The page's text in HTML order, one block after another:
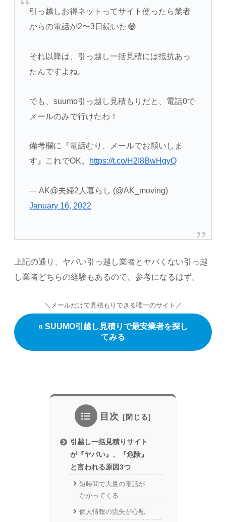
引っ越しお得ネットってサイト使ったら業者
からの電話が2〜3日続いた😂
それ以降は、引っ越し一括見積には抵抗あっ
たんですよね。
でも、suumo引っ越し見積もりだと、電話0で
メールのみで行けたわ！
備考欄に『電話むり、メールでお願いしま
す』これでOK。
https://t.co/H2I8BwHgyQ
— AK@夫婦2人暮らし (@AK_moving)
January 16, 2022
上記の通り、ヤバい引っ越し業者とヤバくない引っ越
し業者どちらの経験もあるので、参考になるはず。
＼メールだけで見積もりできる唯一のサイト／
« SUUMO引越し見積りで最安業者を探し
てみる
目次
引越し一括見積りサイト
が『ヤバい』、『危険』
と言われる原因3つ
短時間で大量の電話が
かかってくる
個人情報の流失が心配